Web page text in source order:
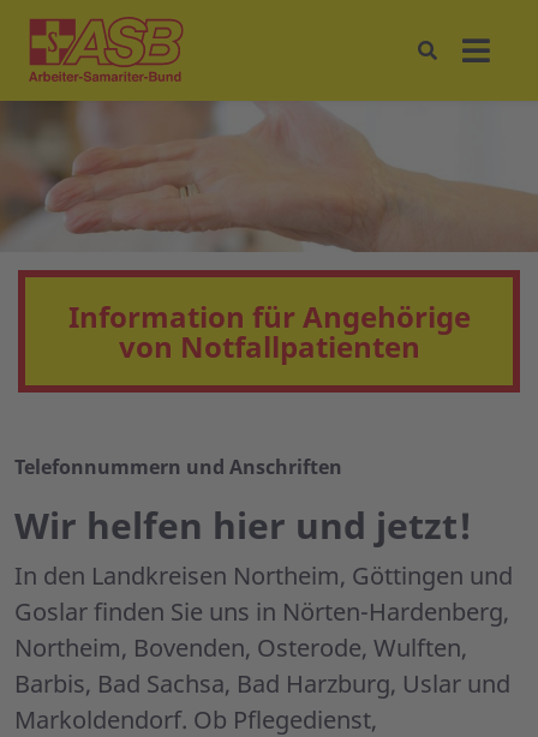
Information für Angehörige
von Notfallpatienten
Telefonnummern und Anschriften
Wir helfen hier und jetzt!
In den Landkreisen Northeim, Göttingen und
Goslar finden Sie uns in Nörten-Hardenberg,
Northeim, Bovenden, Osterode, Wulften,
Barbis, Bad Sachsa, Bad Harzburg, Uslar und
Markoldendorf. Ob Pflegedienst,